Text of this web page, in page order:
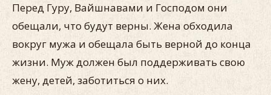
Перед Гуру, Вайшнавами и Господом они
обещали, что будут верны. Жена обходила
вокруг мужа и обещала быть верной до конца
жизни. Муж должен был поддерживать свою
жену, детей, заботиться о них.